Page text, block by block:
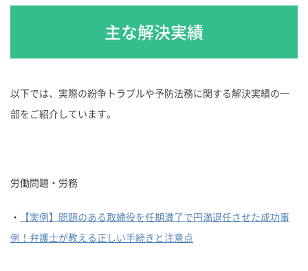
主な解決実績
以下では、実際の紛争トラブルや予防法務に関する解決実績の一
部をご紹介しています。
労働問題・労務
・
【実例】問題のある取締役を任期満了で円満退任させた成功事
例！弁護士が教える正しい手続きと注意点